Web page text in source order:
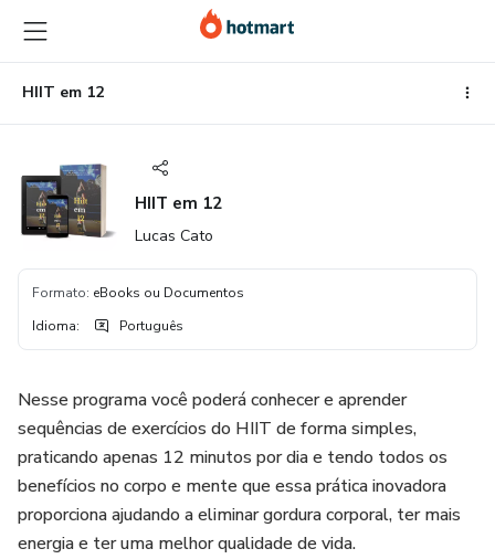
para
o
conteúdo
principal
para
o
pagamento
para
o
rodapé
HIIT em 12
HIIT em 12
Lucas Cato
Formato: eBooks ou Documentos
Idioma: Português
Nesse programa você poderá conhecer e aprender
sequências de exercícios do HIIT de forma simples,
praticando apenas 12 minutos por dia e tendo todos os
benefícios no corpo e mente que essa prática inovadora
proporciona ajudando a eliminar gordura corporal, ter mais
energia e ter uma melhor qualidade de vida.